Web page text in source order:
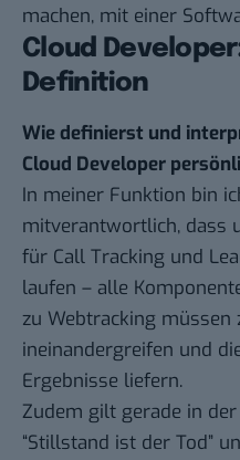
machen, mit einer
Cloud
Definition
Wie definierst und
Cloud Developer
In meiner Funktion bin
mitverantwortlich, dass
für Call Tracking und
laufen – alle
zu Webtracking müssen
ineinandergreifen und
Ergebnisse liefern.
Zudem gilt gerade in der
“Stillstand ist der Tod”